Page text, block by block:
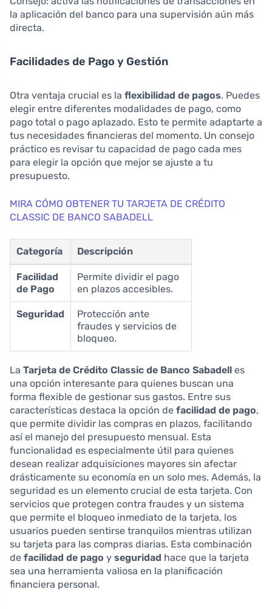
la aplicación del banco para una supervisión aún más
directa.
Facilidades de Pago y Gestión
Otra ventaja crucial es la flexibilidad de pagos. Puedes
elegir entre diferentes modalidades de pago, como
pago total o pago aplazado. Esto te permite adaptarte a
tus necesidades financieras del momento. Un consejo
práctico es revisar tu capacidad de pago cada mes
para elegir la opción que mejor se ajuste a tu
presupuesto.
MIRA CÓMO OBTENER TU TARJETA DE CRÉDITO
CLASSIC DE BANCO SABADELL
Categoría Descripción
Facilidad
de Pago
Permite dividir el pago
en plazos accesibles.
Seguridad
Protección ante
fraudes y servicios de
bloqueo.
La Tarjeta de Crédito Classic de Banco Sabadell es
una opción interesante para quienes buscan una
forma flexible de gestionar sus gastos. Entre sus
características destaca la opción de facilidad de pago,
que permite dividir las compras en plazos, facilitando
así el manejo del presupuesto mensual. Esta
funcionalidad es especialmente útil para quienes
desean realizar adquisiciones mayores sin afectar
drásticamente su economía en un solo mes. Además, la
seguridad es un elemento crucial de esta tarjeta. Con
servicios que protegen contra fraudes y un sistema
que permite el bloqueo inmediato de la tarjeta, los
usuarios pueden sentirse tranquilos mientras utilizan
su tarjeta para las compras diarias. Esta combinación
de facilidad de pago y seguridad hace que la tarjeta
sea una herramienta valiosa en la planificación
financiera personal.